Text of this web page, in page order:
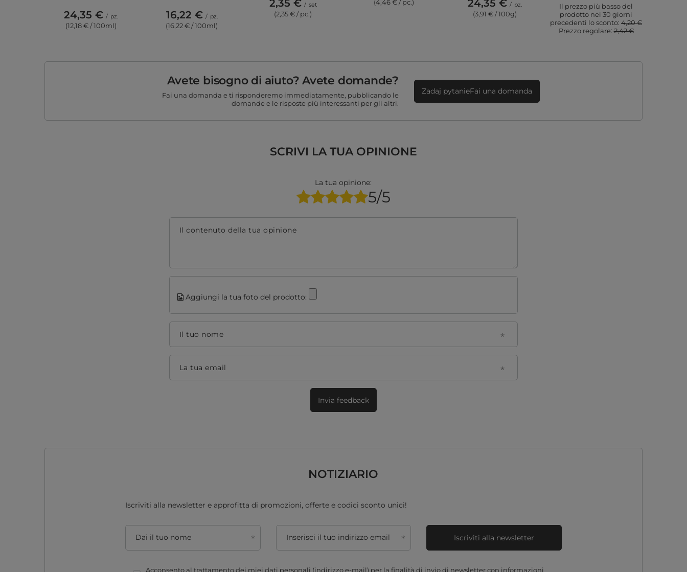
24,35 € / pz.
(12,18 € / 100ml)
16,22 € / pz.
(16,22 € / 100ml)
2,35 € / set
(2,35 € / pc.)
(4,46 € / pc.) 24,35 € / pz.
(3,91 € / 100g)
Il prezzo più basso del
prodotto nei 30 giorni
precedenti lo sconto:4,20 €
Prezzo regolare:2,42 €
Avete bisogno di aiuto? Avete domande?
Fai una domanda e ti risponderemo immediatamente, pubblicando le
domande e le risposte più interessanti per gli altri.
Zadaj pytanieFai una domanda
SCRIVI LA TUA OPINIONE
La tua opinione:
5/5
Il contenuto della tua opinione
Aggiungi la tua foto del prodotto:
Il tuo nome
La tua email
Invia feedback
NOTIZIARIO
Iscriviti alla newsletter e approfitta di promozioni, offerte e codici sconto unici!
Dai il tuo nome Inserisci il tuo indirizzo email
Acconsento al trattamento dei miei dati personali (indirizzo e-mail) per la finalità di invio di newsletter con informazioni
Iscriviti alla newsletter